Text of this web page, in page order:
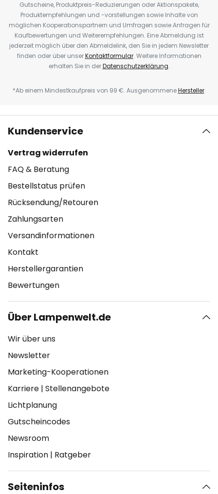
Gutscheine, Produktpreis-Reduzierungen oder Aktionspakete,
Produktempfehlungen und -vorstellungen sowie Inhalte von
möglichen Kooperationspartnern und Umfragen sowie Anfragen für
Kaufbewertungen und Weiterempfehlungen. Eine Abmeldung ist
jederzeit möglich über den Abmeldelink, den Sie in jedem Newsletter
finden oder über unserKontaktformular. Weitere Informationen
erhalten Sie in derDatenschutzerklärung.
*Ab einem Mindestkaufpreis von 99 €. AusgenommeneHersteller.
Kundenservice
Vertrag widerrufen
FAQ & Beratung
Bestellstatus prüfen
Rücksendung/Retouren
Zahlungsarten
Versandinformationen
Kontakt
Herstellergarantien
Bewertungen
Über Lampenwelt.de
Wir über uns
Newsletter
Marketing-Kooperationen
Karriere | Stellenangebote
Lichtplanung
Gutscheincodes
Newsroom
Inspiration | Ratgeber
Seiteninfos